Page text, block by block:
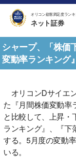
オリコン顧客満足度ラン
ネット証券
シャープ、「株
変動率ランキング』
オリコンDサイエ
た『月間株価変動率
と比較して、上昇
ランキング』、『下
する。5月度の変動
いる。